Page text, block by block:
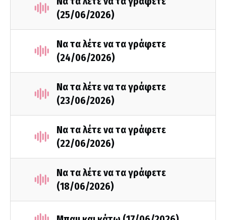
(25/06/2026)
Να τα λέτε να τα γράφετε
(24/06/2026)
Να τα λέτε να τα γράφετε
(23/06/2026)
Να τα λέτε να τα γράφετε
(22/06/2026)
Να τα λέτε να τα γράφετε
(18/06/2026)